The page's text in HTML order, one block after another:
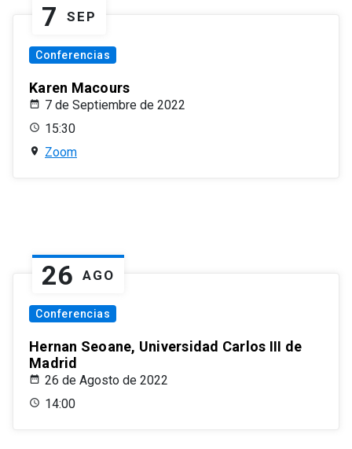
7 SEP
Conferencias
Karen Macours
7 de Septiembre de 2022
15:30
Zoom
26 AGO
Conferencias
Hernan Seoane, Universidad Carlos III de
Madrid
26 de Agosto de 2022
14:00